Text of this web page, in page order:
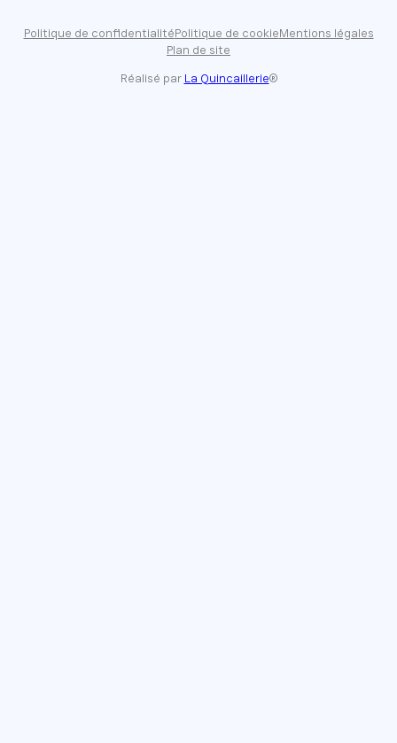
Réalisé par La Quincaillerie®
Politique de confidentialitéPolitique de cookieMentions légales
Plan de site